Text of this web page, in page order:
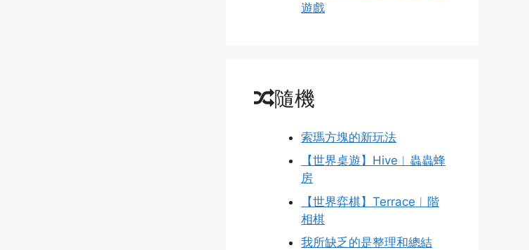
遊戲
隨機
索瑪方塊的新玩法
【世界桌遊】Hive︱蟲蟲蜂
房
【世界弈棋】Terrace︱階
相棋
我所缺乏的是整理和總結